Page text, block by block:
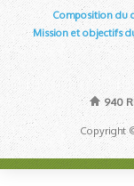
Composition du
Mission et objectifs
940
Copyright